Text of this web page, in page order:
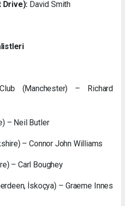
Drive): David Smith
(Manchester) – Richard
– Neil Butler
– Connor John Williams
– Carl Boughey
İskoçya) – Graeme Innes